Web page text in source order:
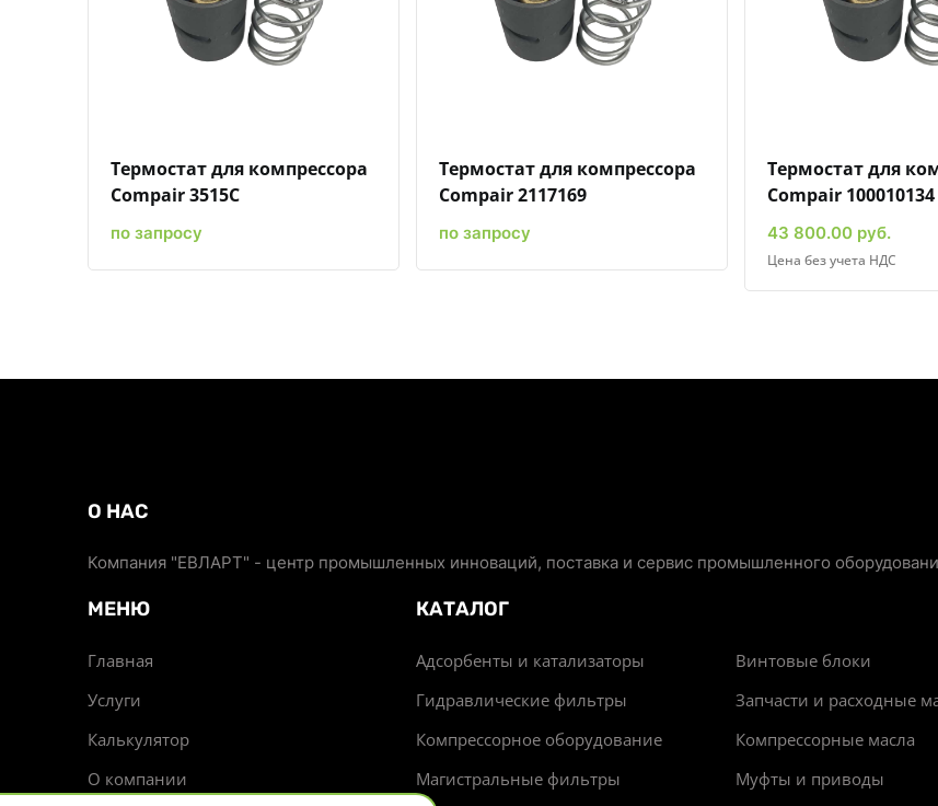
Быстрый просмотрДобавить к сравнениюДобавить в избранное
Термостат для компрессора
Compair 3515C
по запросу
Быстрый просмотрДобавить к сравнениюДобавить в избранное
Термостат для компрессора
Compair 2117169
по запросу
Быстрый просмотр
Термостат для
Compair 100010134
43 800.00 руб.
Цена без учета НДС
О НАС
Компания "ЕВЛАРТ" - центр промышленных инноваций, поставка и сервис промышленного
МЕНЮ
Главная
Услуги
Калькулятор
О компании
КАТАЛОГ
Адсорбенты и катализаторы
Винтовые блоки
Гидравлические фильтры
Запчасти и расходные
Компрессорное оборудование
Компрессорные масла
Магистральные фильтры
Муфты и приводы